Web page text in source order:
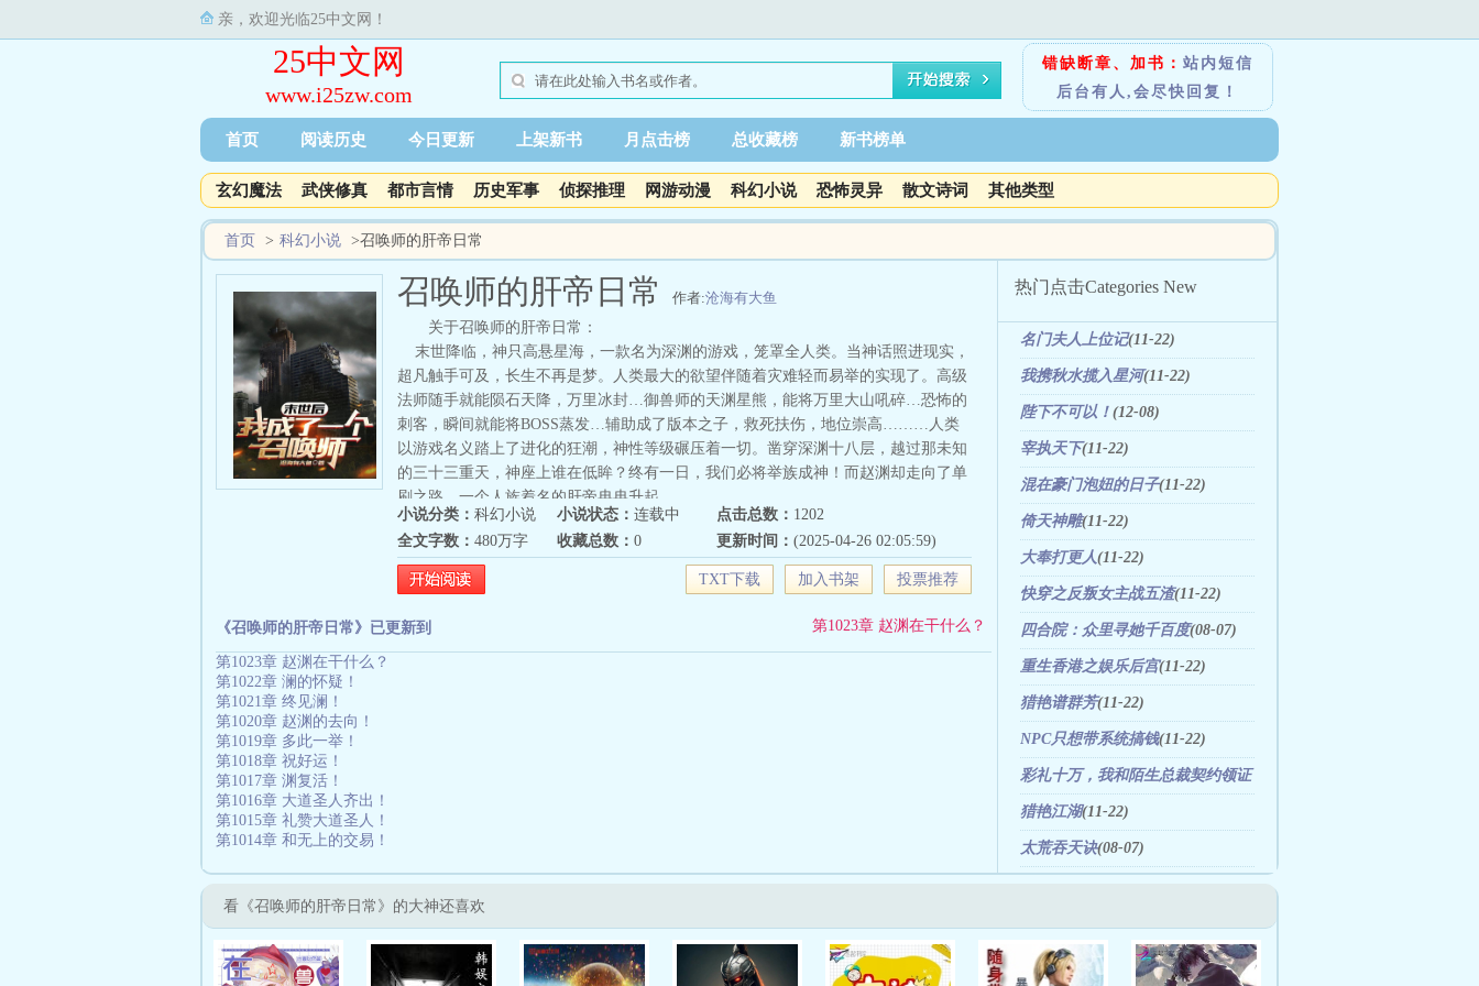
亲，欢迎光临25中文网！
25中文网
www.i25zw.com
错缺断章、加书： 站内短信
后台有人,会尽快回复！
首页 阅读历史 今日更新 上架新书 月点击榜 总收藏榜 新书榜单
玄幻魔法 武侠修真 都市言情 历史军事 侦探推理 网游动漫 科幻小说 恐怖灵异 散文诗词 其他类型
首页 > 科幻小说 >召唤师的肝帝日常
召唤师的肝帝日常 作者:沧海有大鱼
关于召唤师的肝帝日常：
末世降临，神只高悬星海，一款名为深渊的游戏，笼罩全人类。当神话照进现实，
超凡触手可及，长生不再是梦。人类最大的欲望伴随着灾难轻而易举的实现了。高级
法师随手就能陨石天降，万里冰封…御兽师的天渊星熊，能将万里大山吼碎…恐怖的
刺客，瞬间就能将BOSS蒸发…辅助成了版本之子，救死扶伤，地位崇高………人类
以游戏名义踏上了进化的狂潮，神性等级碾压着一切。凿穿深渊十八层，越过那未知
的三十三重天，神座上谁在低眸？终有一日，我们必将举族成神！而赵渊却走向了单
刷之路，一个人族着名的肝帝冉冉升起。
小说分类： 科幻小说 小说状态： 连载中 点击总数： 1202
全文字数： 480万字 收藏总数： 0 更新时间： (2025-04-26 02:05:59)
TXT下载 加入书架 投票推荐
《召唤师的肝帝日常》已更新到 第1023章 赵渊在干什么？
第1023章 赵渊在干什么？
第1022章 澜的怀疑！
第1021章 终见澜！
第1020章 赵渊的去向！
第1019章 多此一举！
第1018章 祝好运！
第1017章 渊复活！
第1016章 大道圣人齐出！
第1015章 礼赞大道圣人！
第1014章 和无上的交易！
热门点击Categories New
名门夫人上位记(11-22)
我携秋水揽入星河(11-22)
陛下不可以！ (12-08)
宰执天下(11-22)
混在豪门泡妞的日子(11-22)
倚天神雕(11-22)
大奉打更人(11-22)
快穿之反叛女主战五渣(11-22)
四合院：众里寻她千百度(08-07)
重生香港之娱乐后宫(11-22)
猎艳谱群芳(11-22)
NPC只想带系统搞钱(11-22)
彩礼十万，我和陌生总裁契约领证
了(11-21)
猎艳江湖(11-22)
太荒吞天诀(08-07)
看《召唤师的肝帝日常》的大神还喜欢